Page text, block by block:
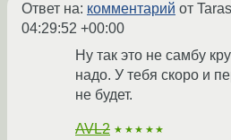
Ответ на: комментарий от
04:29:52 +00:00
Ну так это не самбу
надо. У тебя скоро и
не будет.
AVL2 ★★★★★